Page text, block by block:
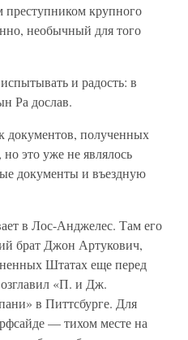
крупного
необычный для того
и радость: в
Ра дослав.
документов, полученных
это уже не являлось
документы и въездную
в Лос-Анджелес. Там его
брат Джон Артукович,
Штатах еще перед
«П. и Дж.
в Питтсбурге. Для
— тихом месте на